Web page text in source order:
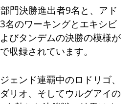
門決勝進出者9名と、アド
名のワーキングとエキシビ
びタンデムの決勝の模様が
収録されています。
ェンド連覇中のロドリゴ、
リオ、そしてウルグアイの